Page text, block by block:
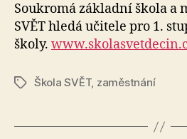
Soukromá základní škola a
SVĚT hledá učitele pro 1.
školy.
ŠtítkyŠkola SVĚT, zaměstnání